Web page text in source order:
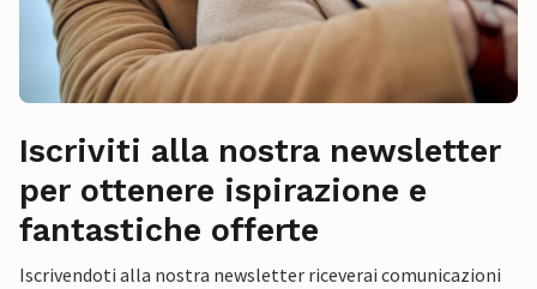
Iscriviti alla nostra newsletter
per ottenere ispirazione e
fantastiche offerte
Iscrivendoti alla nostra newsletter riceverai comunicazioni